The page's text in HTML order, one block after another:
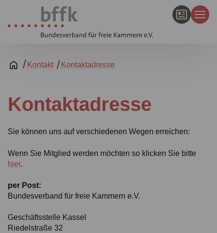
Kontakt Kontaktadresse
Kontaktadresse
Sie können uns auf verschiedenen Wegen erreichen:
Wenn Sie Mitglied werden möchten so klicken Sie bitte
hier.
per Post:
Bundesverband für freie Kammern e.V.
Geschäftsstelle Kassel
Riedelstraße 32